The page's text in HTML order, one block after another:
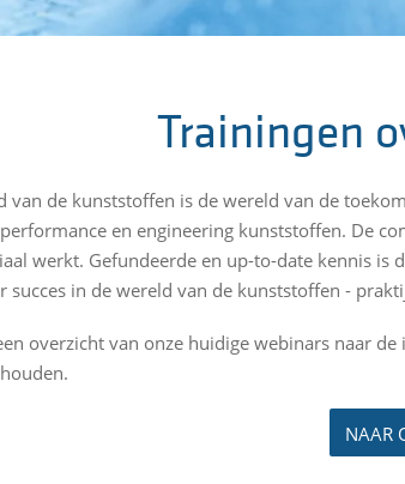
Trainingen
van de kunststoffen is de wereld van de
en engineering kunststoffen. De
werkt. Gefundeerde en up-to-date kennis
succes in de wereld van de kunststoffen -
overzicht van onze huidige webinars naar
NAAR